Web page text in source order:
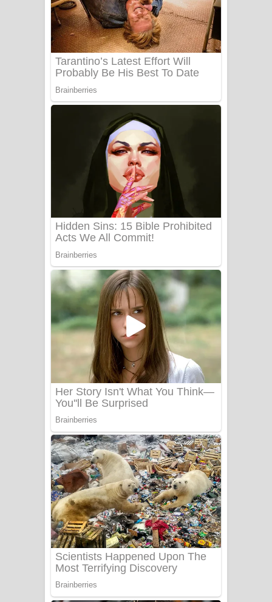
Benthara Palame Song Lyrics -
බෙන්තර පාලමේ ගීතයේ පද පෙළ
Sanda Babalena Song Lyrics - සඳ
Adare Wadi Nisa Song Lyrics - ආදරේ
වැඩි නිසා ගීතයේ පද පෙළ
UNUHUMA Song Lyrics - උණුහුම
ගීතයේ පද පෙළ
Katakara Song Lyrics - කටකාර ගීතයේ
Tharu Yaye Dilena Song Lyrics - තරු
යායේ දිලෙනා ගීතයේ පද පෙළ
Ow Man Sosa Song Lyrics - ඔව් මං
සෝසා ගීතයේ පද පෙළ
Heavy Weight Song Lyrics
Aye Lanweela Song Lyrics - ආයේ
Ala purannata Song Lyrics - ආල
පුරන්නට ගීතයේ පද පෙළ
FEVER DREAM Lyrics - Alex Warren
BTS : Hooligan Lyrics
Apa Hamuwee Song Lyrics - අප හමුවී